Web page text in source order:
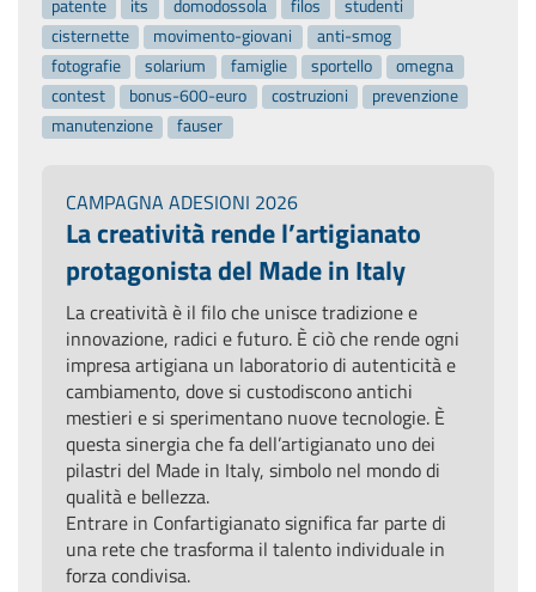
patente its domodossola filos
studenti
cisternette
movimento-giovani
anti-smog
fotografie
solarium famiglie sportello
omegna
contest
bonus-600-euro costruzioni
prevenzione
manutenzione
fauser
CAMPAGNA ADESIONI 2026
La creatività rende l’artigianato
protagonista del Made in Italy
La creatività è il filo che unisce tradizione e
innovazione, radici e futuro. È ciò che rende ogni
impresa artigiana un laboratorio di autenticità e
cambiamento, dove si custodiscono antichi
mestieri e si sperimentano nuove tecnologie. È
questa sinergia che fa dell’artigianato uno dei
pilastri del Made in Italy, simbolo nel mondo di
qualità e bellezza.
Entrare in Confartigianato significa far parte di
una rete che trasforma il talento individuale in
forza condivisa.